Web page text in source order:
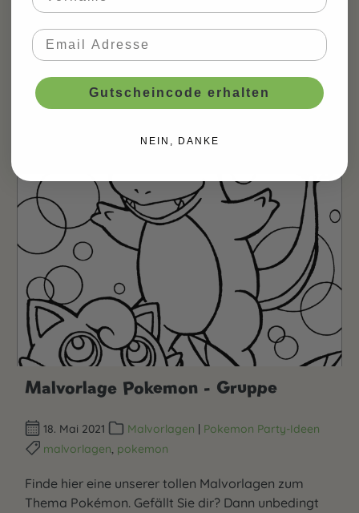
malvorlagen,katze,kätzchen
Finde hier eine unserer grossartigen Kätzchen
Mehr...
Malvorlage Pokemon - Gruppe
18. Mai 2021 Malvorlagen | Pokemon Party-Ideen
malvorlagen, pokemon
Finde hier eine unserer tollen Malvorlagen zum
Thema Pokémon. Gefällt Sie dir? Dann unbedingt
Gutscheincode erhalten
NEIN, DANKE